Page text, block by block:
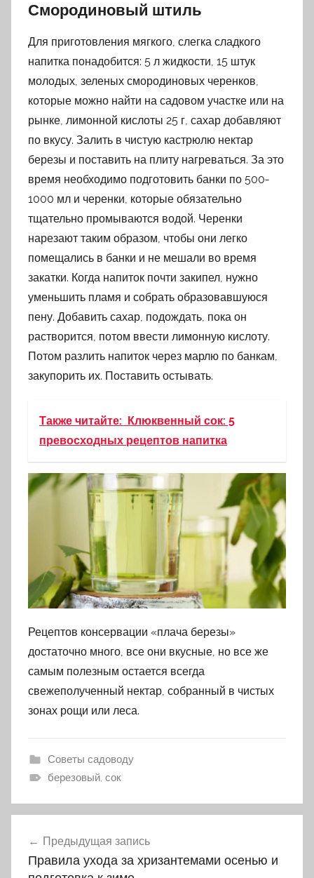
Смородиновый штиль
Для приготовления мягкого, слегка сладкого
напитка понадобится: 5 л жидкости, 15 штук
молодых, зеленых смородиновых черенков,
которые можно найти на садовом участке или на
рынке, лимонной кислоты 25 г, сахар добавляют
по вкусу. Залить в чистую кастрюлю нектар
березы и поставить на плиту нагреваться. За это
время необходимо подготовить банки по 500-
1000 мл и черенки, которые обязательно
тщательно промываются водой. Черенки
нарезают таким образом, чтобы они легко
помещались в банки и не мешали во время
закатки. Когда напиток почти закипел, нужно
уменьшить пламя и собрать образовавшуюся
пену. Добавить сахар, подождать, пока он
растворится, потом ввести лимонную кислоту.
Потом разлить напиток через марлю по банкам,
закупорить их. Поставить остывать.
Также читайте: Клюквенный сок: 5
превосходных рецептов напитка
Рецептов консервации «плача березы»
достаточно много, все они вкусные, но все же
самым полезным остается всегда
свежеполученный нектар, собранный в чистых
зонах рощи или леса.
Советы садоводу
березовый, сок
Навигация
по
Предыдущая запись
Правила ухода за хризантемами осенью и